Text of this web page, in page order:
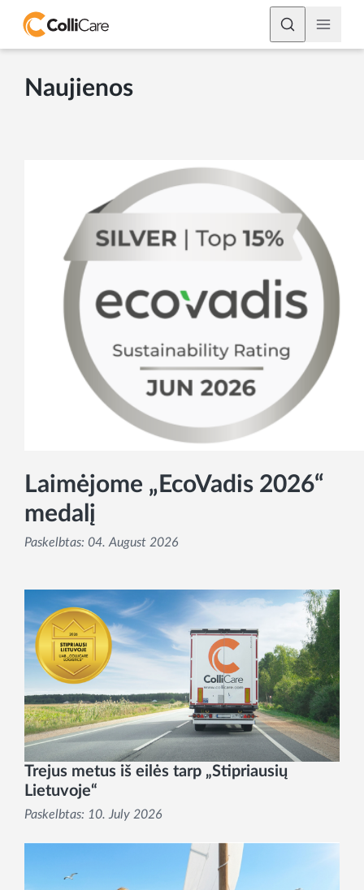
Naujienos
Laimėjome „EcoVadis 2026“
medalį
Paskelbtas: 04. August 2026
Trejus metus iš eilės tarp „Stipriausių
Lietuvoje“
Paskelbtas: 10. July 2026